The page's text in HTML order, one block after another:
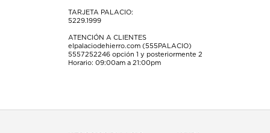
TARJETA PALACIO:
5229.1999
ATENCIÓN A CLIENTES
elpalaciodehierro.com (555PALACIO)
5557252246 opción 1 y posteriormente 2
Horario: 09:00am a 21:00pm